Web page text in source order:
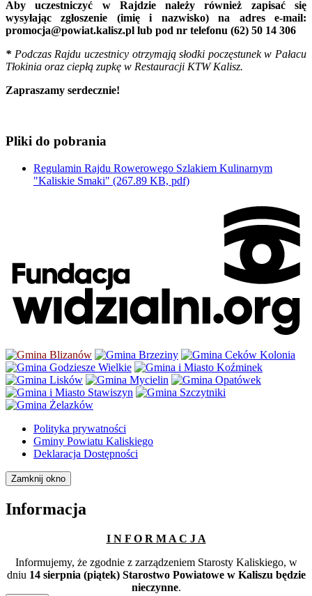
Aby uczestniczyć w Rajdzie należy również zapisać się
wysyłając zgłoszenie (imię i nazwisko) na adres e-mail:
promocja@powiat.kalisz.pl lub pod nr telefonu (62) 50 14 306
* Podczas Rajdu uczestnicy otrzymają słodki poczęstunek w Pałacu
Tłokinia oraz ciepłą zupkę w Restauracji KTW Kalisz.
Zapraszamy serdecznie!
Pliki do pobrania
Regulamin Rajdu Rowerowego Szlakiem Kulinarnym
"Kaliskie Smaki" (267.89 KB, pdf)
Polityka prywatności
Gminy Powiatu Kaliskiego
Deklaracja Dostępności
Zamknij okno
Informacja
I N F O R M A C J A
Informujemy, że zgodnie z zarządzeniem Starosty Kaliskiego, w
dniu 14 sierpnia (piątek) Starostwo Powiatowe w Kaliszu będzie
nieczynne.